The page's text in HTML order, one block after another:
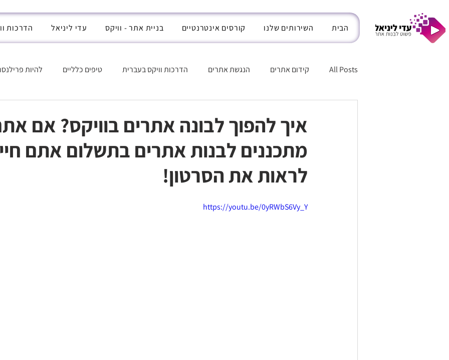
הבית השירותים שלנו קורסים אינטרנטיים בניית אתר - וויקס עדי ליניאל הדרכות
All Posts קידום אתרים הנגשת אתרים הדרכות וויקס בעברית טיפים כלליים להיות
איך להפוך לבונה אתרים בוויקס? אם
מתכננים לבנות אתרים בתשלום אתם
לראות את הסרטון!
https://youtu.be/0yRWbS6Vy_Y